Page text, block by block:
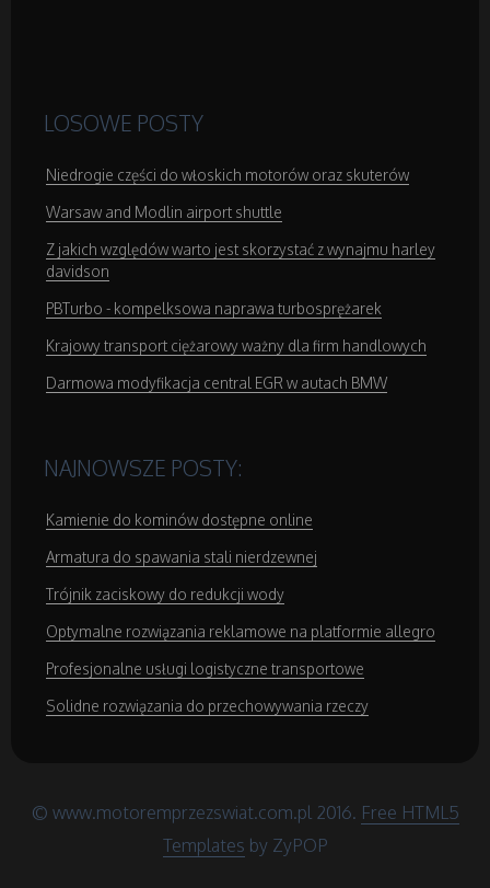
Oprogramowanie
Strony Internetowe
LOSOWE POSTY
Niedrogie części do włoskich motorów oraz skuterów
Warsaw and Modlin airport shuttle
Z jakich względów warto jest skorzystać z wynajmu harley
davidson
PBTurbo - kompelksowa naprawa turbosprężarek
Krajowy transport ciężarowy ważny dla firm handlowych
Darmowa modyfikacja central EGR w autach BMW
NAJNOWSZE POSTY:
Kamienie do kominów dostępne online
Armatura do spawania stali nierdzewnej
Trójnik zaciskowy do redukcji wody
Optymalne rozwiązania reklamowe na platformie allegro
Profesjonalne usługi logistyczne transportowe
Solidne rozwiązania do przechowywania rzeczy
© www.motoremprzezswiat.com.pl 2016. Free HTML5
Templates by ZyPOP